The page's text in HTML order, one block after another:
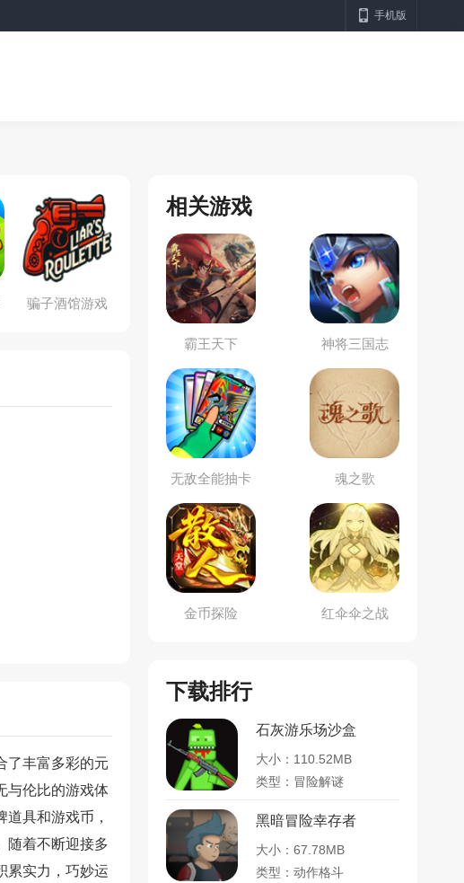
手机版
骗子酒馆游戏
了丰富多彩的元
与伦比的游戏体
具和游戏币，
随着不断迎接多
累实力，巧妙运
相关游戏
霸王天下 神将三国志
无敌全能抽卡
王
魂之歌
金币探险 红伞伞之战
下载排行
石灰游乐场沙盒
大小：110.52MB
类型：冒险解谜
黑暗冒险幸存者
大小：67.78MB
类型：动作格斗